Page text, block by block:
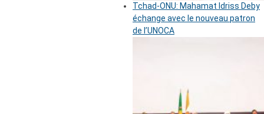
Tchad-ONU: Mahamat Idriss Deby
échange avec le nouveau patron
de l’UNOCA